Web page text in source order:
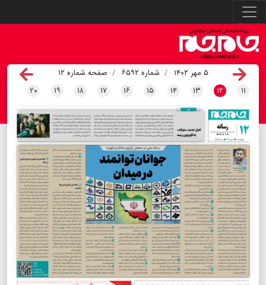
۵ مهر ۱۴۰۲ شماره ۶۵۹۲
صفحه شماره ۱۲
۱۱ ۱۲ ۱۳ ۱۴ ۱۵ ۱۶ ۱۷ ۱۸ ۱۹ ۲۰